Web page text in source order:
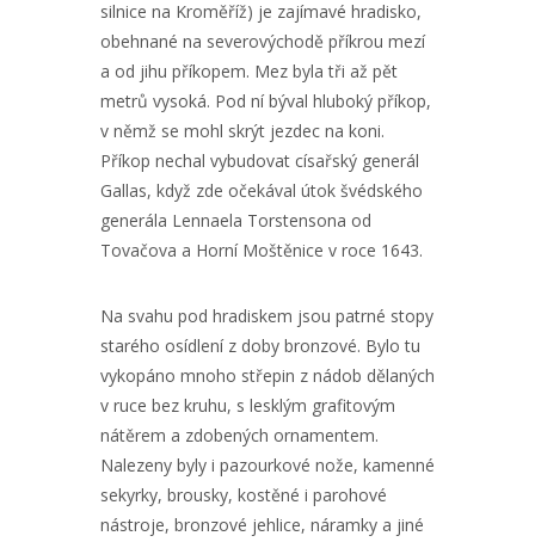
silnice na Kroměříž) je zajímavé hradisko,
obehnané na severovýchodě příkrou mezí
a od jihu příkopem. Mez byla tři až pět
metrů vysoká. Pod ní býval hluboký příkop,
v němž se mohl skrýt jezdec na koni.
Příkop nechal vybudovat císařský generál
Gallas, když zde očekával útok švédského
generála Lennaela Torstensona od
Tovačova a Horní Moštěnice v roce 1643.
Na svahu pod hradiskem jsou patrné stopy
starého osídlení z doby bronzové. Bylo tu
vykopáno mnoho střepin z nádob dělaných
v ruce bez kruhu, s lesklým grafitovým
nátěrem a zdobených ornamentem.
Nalezeny byly i pazourkové nože, kamenné
sekyrky, brousky, kostěné i parohové
nástroje, bronzové jehlice, náramky a jiné